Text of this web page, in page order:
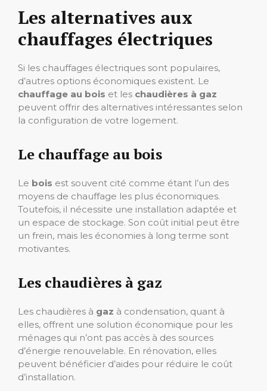
Les alternatives aux
chauffages électriques
Si les chauffages électriques sont populaires,
d’autres options économiques existent. Le
chauffage au bois et les chaudières à gaz
peuvent offrir des alternatives intéressantes selon
la configuration de votre logement.
Le chauffage au bois
Le bois est souvent cité comme étant l’un des
moyens de chauffage les plus économiques.
Toutefois, il nécessite une installation adaptée et
un espace de stockage. Son coût initial peut être
un frein, mais les économies à long terme sont
motivantes.
Les chaudières à gaz
Les chaudières à gaz à condensation, quant à
elles, offrent une solution économique pour les
ménages qui n’ont pas accès à des sources
d’énergie renouvelable. En rénovation, elles
peuvent bénéficier d’aides pour réduire le coût
d’installation.